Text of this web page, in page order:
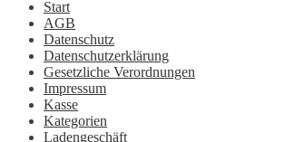
Start
AGB
Datenschutz
Datenschutzerklärung
Gesetzliche Verordnungen
Impressum
Kasse
Kategorien
Ladengeschäft